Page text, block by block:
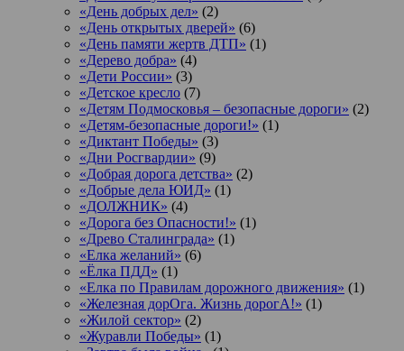
«День добрых дел» (2)
«День открытых дверей» (6)
«День памяти жертв ДТП» (1)
«Дерево добра» (4)
«Дети России» (3)
«Детское кресло (7)
«Детям Подмосковья – безопасные дороги» (2)
«Детям-безопасные дороги!» (1)
«Диктант Победы» (3)
«Дни Росгвардии» (9)
«Добрая дорога детства» (2)
«Добрые дела ЮИД» (1)
«ДОЛЖНИК» (4)
«Дорога без Опасности!» (1)
«Древо Сталинграда» (1)
«Елка желаний» (6)
«Ёлка ПДД» (1)
«Елка по Правилам дорожного движения» (1)
«Железная дорОга. Жизнь дорогА!» (1)
«Жилой сектор» (2)
«Журавли Победы» (1)